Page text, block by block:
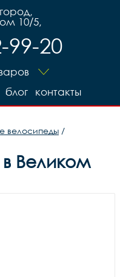
10/5,
99-20
контакты
блог
велосипеды /
Великом